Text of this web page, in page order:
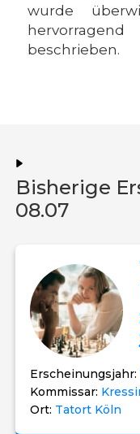
wurde
beschrieben.
Bisherige
08.07
Erscheinungsjahr:
Kommissar:
Ort: Tatort Köln